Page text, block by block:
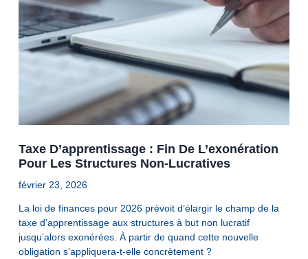
Taxe D’apprentissage : Fin De L’exonération
Pour Les Structures Non-Lucratives
février 23, 2026
La loi de finances pour 2026 prévoit d’élargir le champ de la
taxe d’apprentissage aux structures à but non lucratif
jusqu’alors exonérées. À partir de quand cette nouvelle
obligation s’appliquera-t-elle concrètement ?